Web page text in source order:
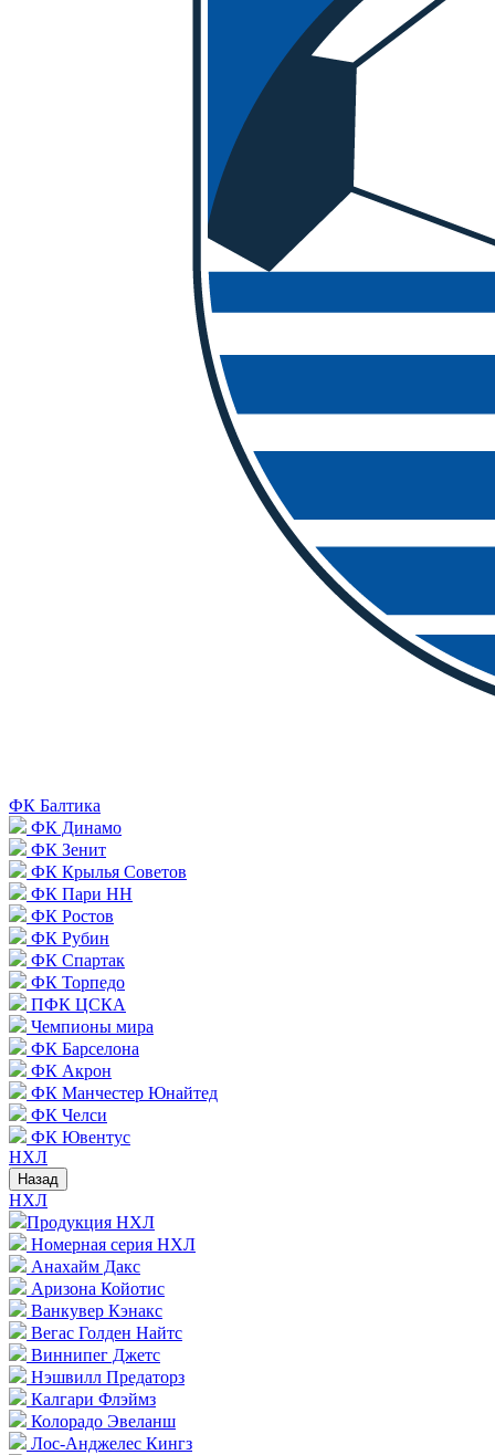
ФК Балтика
ФК Динамо
ФК Зенит
ФК Крылья Советов
ФК Пари НН
ФК Ростов
ФК Рубин
ФК Спартак
ФК Торпедо
ПФК ЦСКА
Чемпионы мира
ФК Барселона
ФК Акрон
ФК Манчестер Юнайтед
ФК Челси
ФК Ювентус
НХЛ
Назад
НХЛ
Продукция НХЛ
Номерная серия НХЛ
Анахайм Дакс
Аризона Койотис
Ванкувер Кэнакс
Вегас Голден Найтс
Виннипег Джетс
Нэшвилл Предаторз
Калгари Флэймз
Колорадо Эвеланш
Лос-Анджелес Кингз